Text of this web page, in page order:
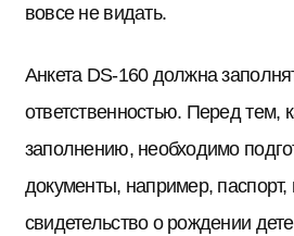
вовсе не видать.
Анкета DS-160 должна
ответственностью. Перед тем,
заполнению, необходимо
документы, например, паспорт,
свидетельство о рождении